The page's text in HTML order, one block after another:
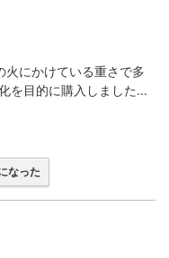
火にかけている重さで多
を目的に購入しました...
なった